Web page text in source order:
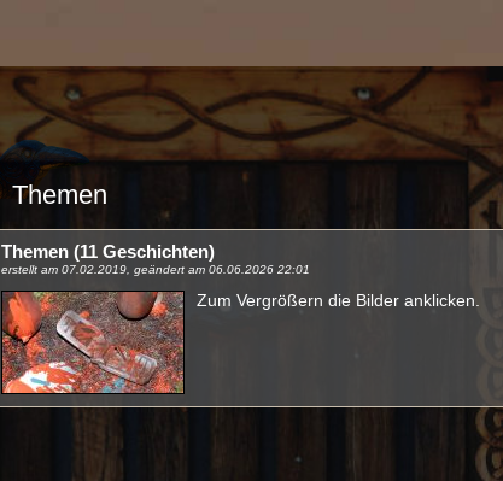
Themen
Themen (11 Geschichten)
erstellt am 07.02.2019, geändert am 06.06.2026 22:01
Zum Vergrößern die Bilder anklicken.